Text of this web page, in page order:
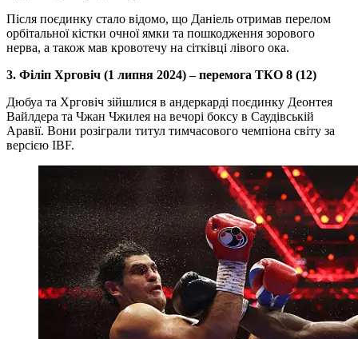
Після поєдинку стало відомо, що Даніель отримав перелом
орбітальної кістки очної ямки та пошкодження зорового
нерва, а також мав кровотечу на сітківці лівого ока.
3. Філіп Хрговіч (1 липня 2024) – перемога ТКО 8 (12)
Дюбуа та Хрговіч зійшлися в андеркарді поєдинку Деонтея
Вайлдера та Чжан Чжилея на вечорі боксу в Саудівській
Аравії. Вони розіграли титул тимчасового чемпіона світу за
версією IBF.